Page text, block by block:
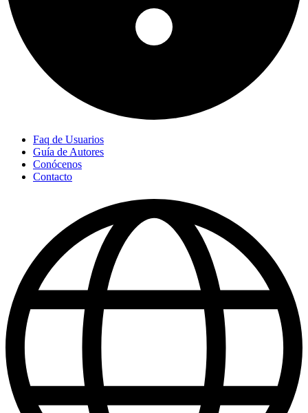
Faq de Usuarios
Guía de Autores
Conócenos
Contacto